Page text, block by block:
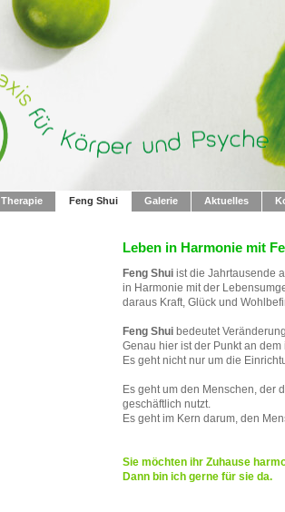
Therapie Feng Shui Galerie Aktuelles
Leben in Harmonie mit
Feng Shui ist die Jahrtausende
in Harmonie mit der
daraus Kraft, Glück und
Feng Shui bedeutet
Genau hier ist der Punkt an
Es geht nicht nur um die
Es geht um den Menschen, der
geschäftlich nutzt.
Es geht im Kern darum, den
Sie möchten ihr Zuhause
Dann bin ich gerne für sie da.